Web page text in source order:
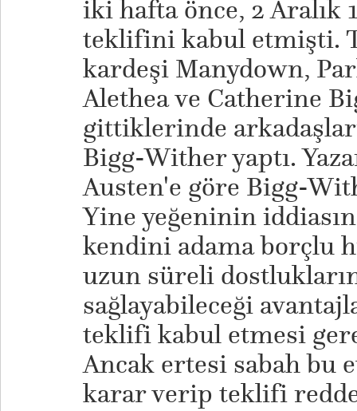
iki hafta önce, 2 Aralık
teklifini kabul etmişti.
kardeşi Manydown,
Alethea ve Catherine
gittiklerinde
Bigg-Wither yaptı.
Austen'e göre Bigg-
Yine yeğeninin
kendini adama borçlu
uzun süreli
sağlayabileceği
teklifi kabul etmesi
Ancak ertesi sabah bu
karar verip teklifi